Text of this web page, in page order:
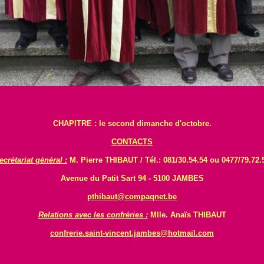
CHAPITRE : le second dimanche d'octobre.
CONTACTS
général : M. Pierre THIBAUT / Tél.: 081/30.54.54 ou 0477/
Avenue du Patit Sart 94 - 5100 JAMBES
pthibaut@compaqnet.be
Relations avec les confréries :Mlle. Anaïs THIBAUT
confrerie.saint-vincent.jambes@hotmail.com